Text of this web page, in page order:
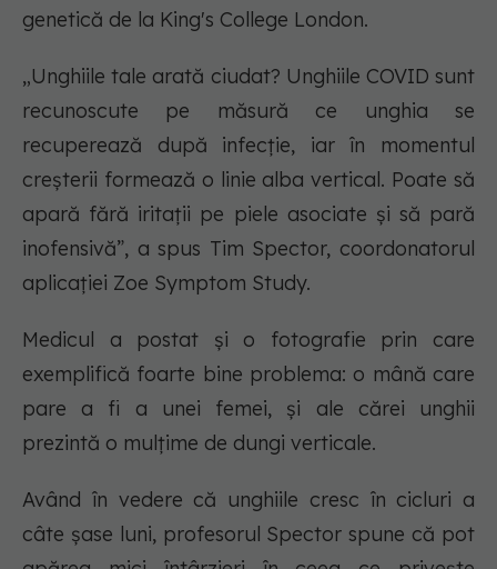
genetică de la King's College London.
„Unghiile tale arată ciudat? Unghiile COVID sunt
recunoscute pe măsură ce unghia se
recuperează după infecție, iar în momentul
creșterii formează o linie alba vertical. Poate să
apară fără iritații pe piele asociate și să pară
inofensivă”, a spus Tim Spector, coordonatorul
aplicației Zoe Symptom Study.
Medicul a postat și o fotografie prin care
exemplifică foarte bine problema: o mână care
pare a fi a unei femei, și ale cărei unghii
prezintă o mulțime de dungi verticale.
Având în vedere că unghiile cresc în cicluri a
câte șase luni, profesorul Spector spune că pot